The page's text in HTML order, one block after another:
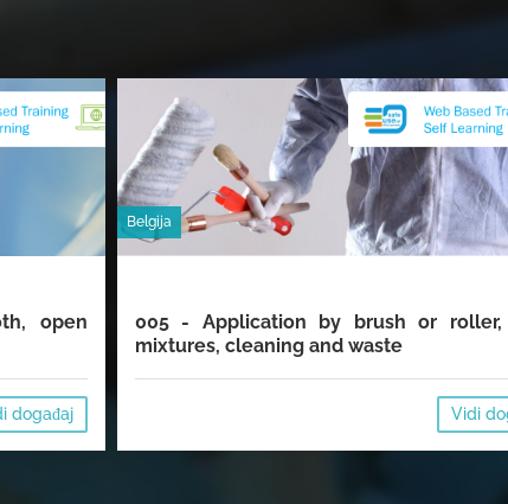
open
događaj
Belgija
005 - Application by brush or roller,
mixtures, cleaning and waste
Vidi